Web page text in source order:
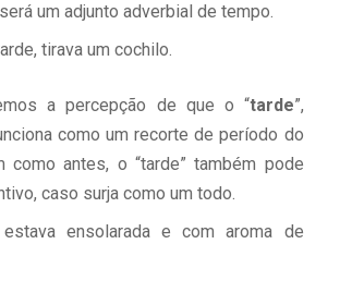
um adjunto adverbial de tempo.
tirava um cochilo.
a percepção de que o “tarde”,
como um recorte de período do
como antes, o “tarde” também pode
caso surja como um todo.
ensolarada e com aroma de